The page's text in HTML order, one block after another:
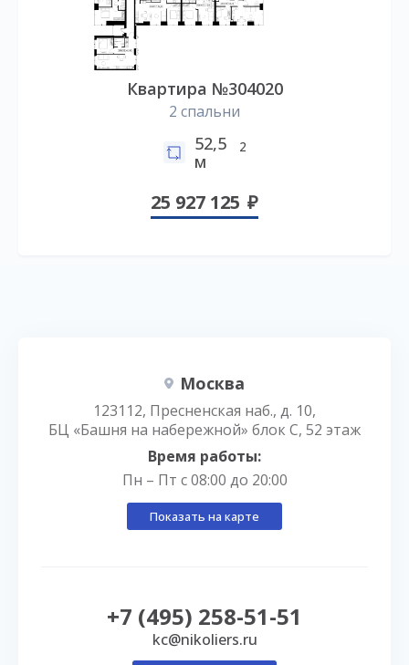
Квартира №304020
2 спальни
52,5
м
2
25 927 125
Москва
123112, Пресненская наб., д. 10,
БЦ «Башня на набережной» блок С, 52 этаж
Время работы:
Пн – Пт с 08:00 до 20:00
Показать на карте
+7 (495) 258-51-51
kc@nikoliers.ru